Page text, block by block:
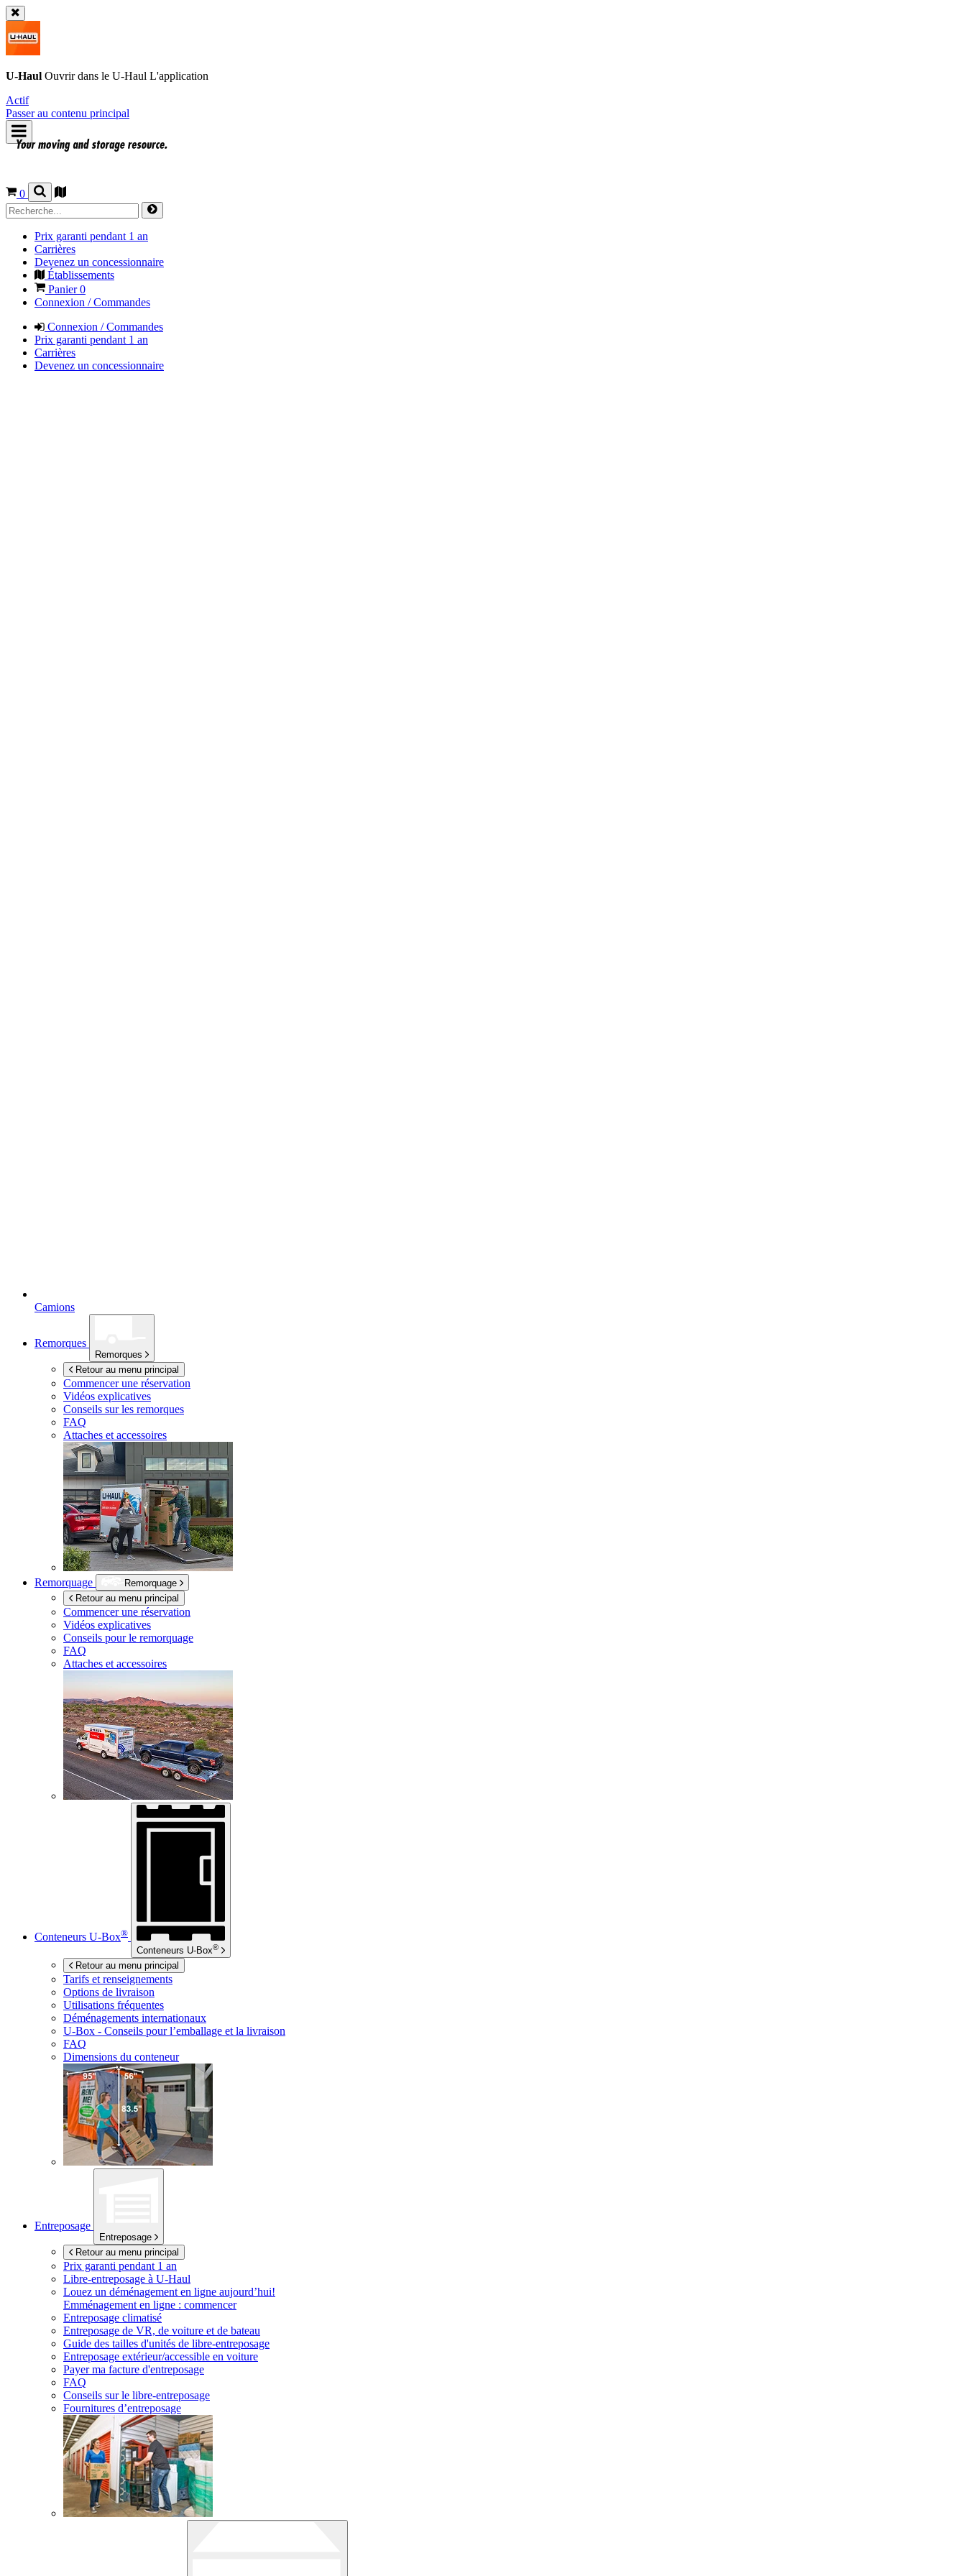
U-Haul Ouvrir dans le U-Haul L'application
Actif
Passer au contenu principal
0
Prix garanti pendant 1 an
Carrières
Devenez un concessionnaire
Établissements
Panier0
Connexion / Commandes
Connexion / Commandes
Prix garanti pendant 1 an
Carrières
Devenez un concessionnaire
Camions
Remorques
Remorques
Retour au menu principal
Commencer une réservation
Vidéos explicatives
Conseils sur les remorques
FAQ
Attaches et accessoires
Remorquage
Remorquage
Retour au menu principal
Commencer une réservation
Vidéos explicatives
Conseils pour le remorquage
FAQ
Attaches et accessoires
Conteneurs U-Box®
Conteneurs U-Box®
Retour au menu principal
Tarifs et renseignements
Options de livraison
Utilisations fréquentes
Déménagements internationaux
U-Box - Conseils pour l’emballage et la livraison
FAQ
Dimensions du conteneur
Entreposage
Entreposage
Retour au menu principal
Prix garanti pendant 1 an
Libre-entreposage à U-Haul
Louez un déménagement en ligne aujourd’hui!
Emménagement en ligne : commencer
Entreposage climatisé
Entreposage de VR, de voiture et de bateau
Guide des tailles d'unités de libre-entreposage
Entreposage extérieur/accessible en voiture
Payer ma facture d'entreposage
FAQ
Conseils sur le libre-entreposage
Fournitures d’entreposage